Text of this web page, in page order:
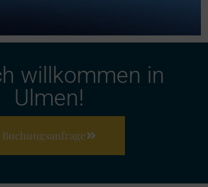
willkommen in
Ulmen!
Buchungsanfrage